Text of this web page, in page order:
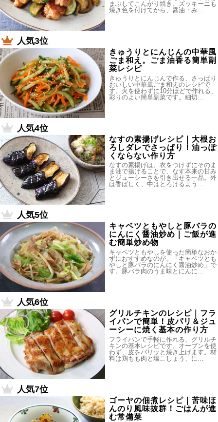
まぶしてこんがり焼き、ズッキーニも
焼き色を付けてから、醤油・み…
人気3位
きゅうりとにんじんの中華風
ごま和え。ごま油香る簡単副
菜レシピ
きゅうりとにんじんで作る、さっぱり
おいしい中華風ごま和えのレシピで
す。火を使わずに10分ほどで作れる、
彩りのよい簡単副菜です。細切…
人気4位
なすの素揚げレシピ｜大根お
ろしダレでさっぱり！油っぽ
くならない作り方
なすの素揚げは、衣をつけずにそのま
ま油で揚げることで、なす本来の甘み
とジューシーさを引き出せる一品。外
は香ばしく、中はとろけるよう…
人気5位
キャベツともやしと豚バラの
にんにく醤油炒め｜ご飯が進
む簡単炒め物
キャベツともやしを使った簡単なおか
ずにおすすめなのが、「キャベツとも
やしと豚バラのにんにく醤油炒め」で
す。豚バラ肉のうま味とにんに…
人気6位
グリルチキンのレシピ｜フラ
イパンで簡単！皮パリ＆ジュ
ーシーに焼く基本の作り方
フライパンで手軽に作れる、グリルチ
キンの基本レシピです。オーブンを使
わず、皮をパリッと焼き上げます。材
料は鶏もも肉と塩こしょう、に…
人気7位
ゴーヤの佃煮レシピ｜苦味ほ
んのり風味抜群！ごはんが進
む常備菜